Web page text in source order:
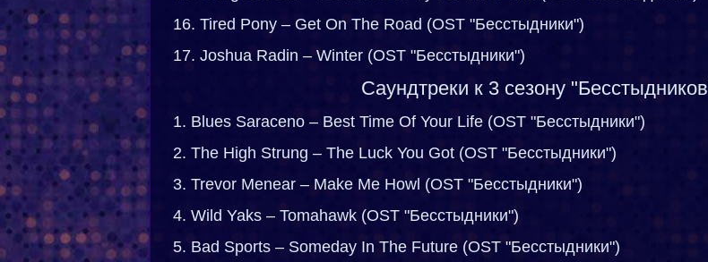
16. Tired Pony – Get On The Road (OST "Бесстыдники")
17. Joshua Radin – Winter (OST "Бесстыдники")
Саундтреки к 3 сезону
1. Blues Saraceno – Best Time Of Your Life (OST "Бесстыдники")
2. The High Strung – The Luck You Got (OST "Бесстыдники")
3. Trevor Menear – Make Me Howl (OST "Бесстыдники")
4. Wild Yaks – Tomahawk (OST "Бесстыдники")
5. Bad Sports – Someday In The Future (OST "Бесстыдники")